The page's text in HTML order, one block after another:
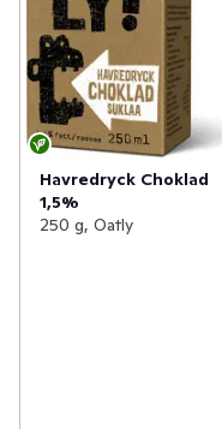
Havredryck Choklad
1,5%
250 g, Oatly